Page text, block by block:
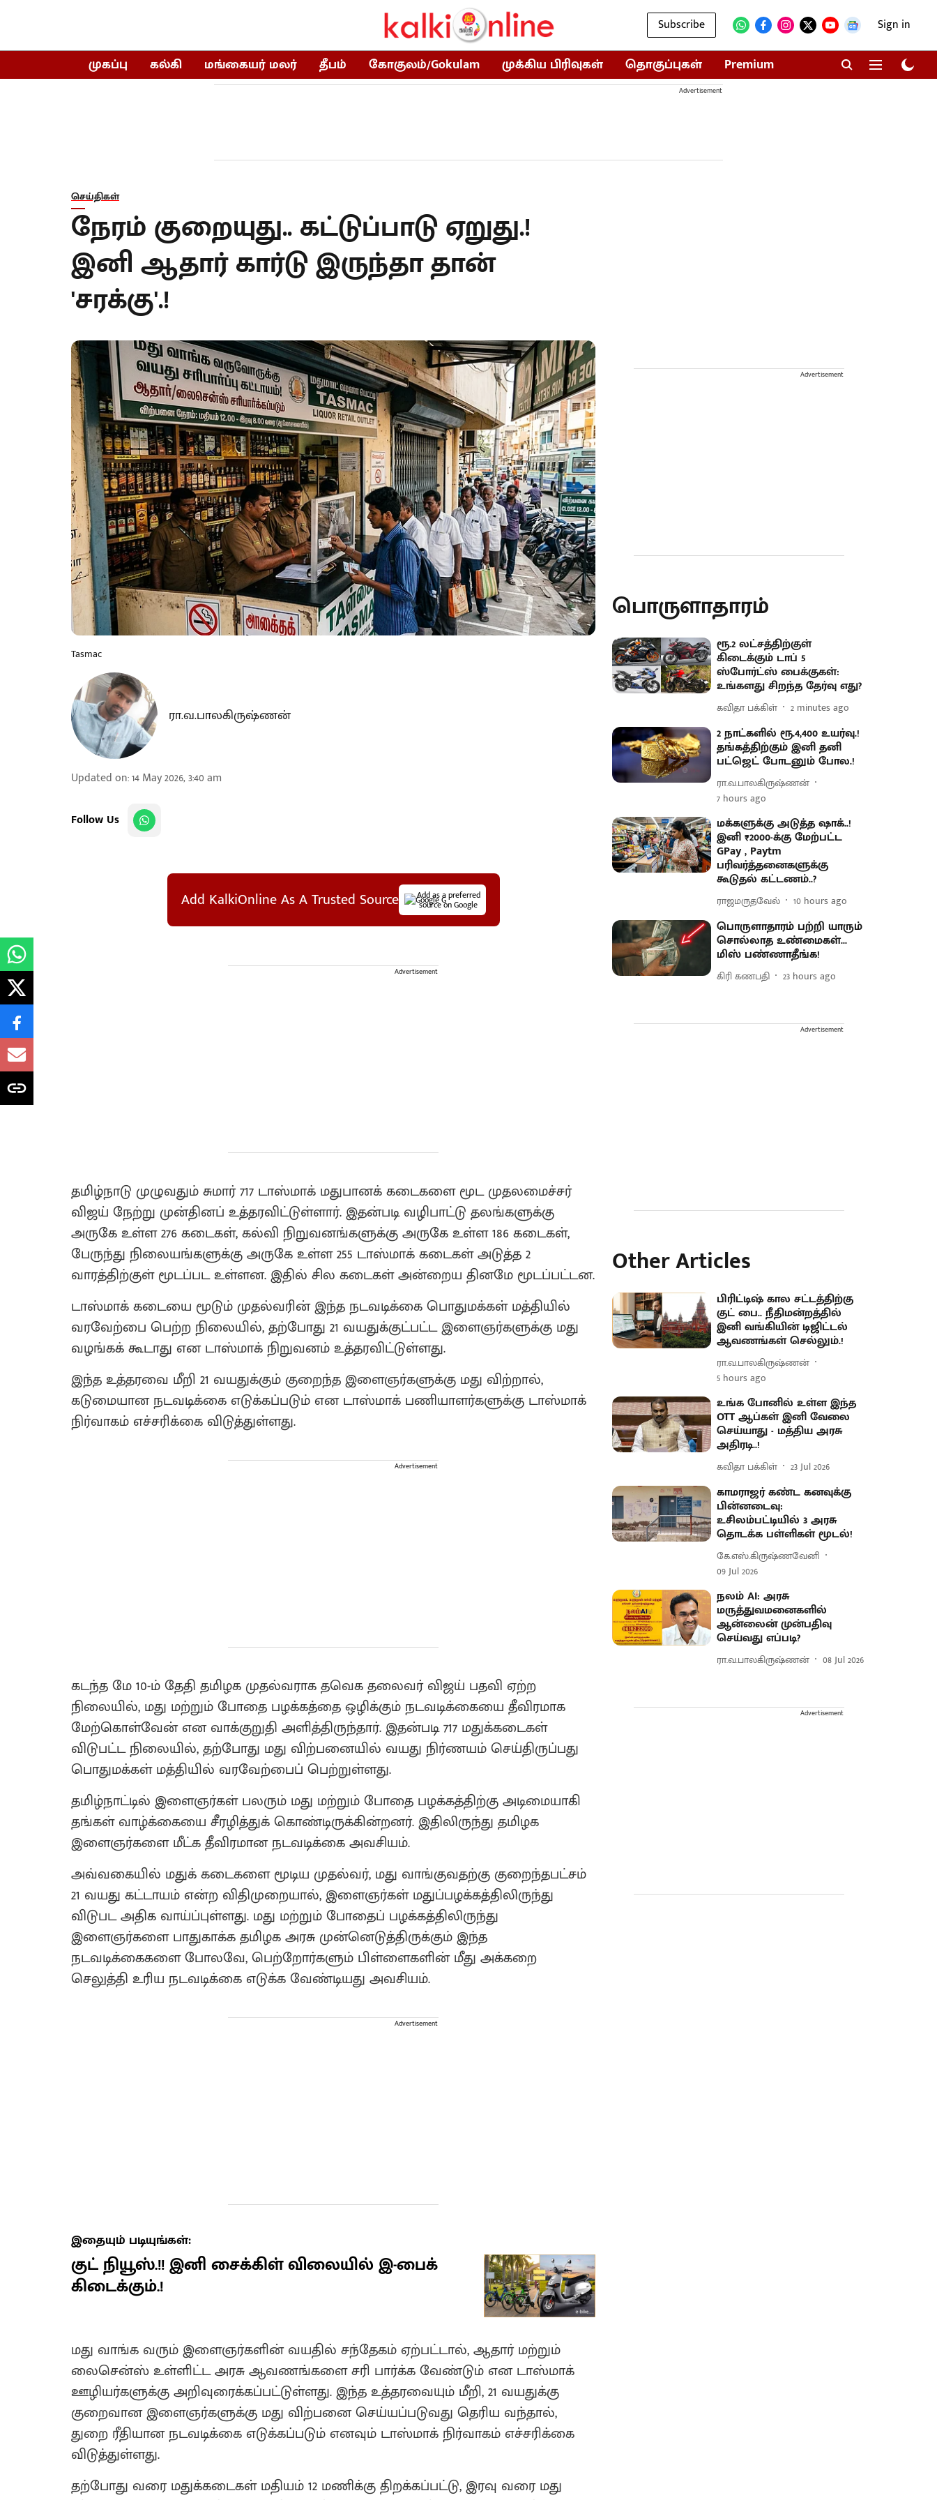
Subscribe Sign in
முகப்பு கல்கி மங்கையர் மலர் தீபம் கோகுலம்/Gokulam முக்கிய பிரிவுகள் தொகுப்புகள் Premium
Advertisement
செய்திகள்
நேரம் குறையுது.. கட்டுப்பாடு ஏறுது.!
இனி ஆதார் கார்டு இருந்தா தான்
'சரக்கு'.!
Tasmac
ரா.வ.பாலகிருஷ்ணன்
Updated on:14 May 2026, 3:40 am
Follow Us
Add KalkiOnline As A Trusted Source Add as a preferred
source on Google
Advertisement
தமிழ்நாடு முழுவதும் சுமார் 717 டாஸ்மாக் மதுபானக் கடைகளை மூட முதலமைச்சர்
விஜய் நேற்று முன்தினப் உத்தரவிட்டுள்ளார். இதன்படி வழிபாட்டு தலங்களுக்கு
அருகே உள்ள 276 கடைகள், கல்வி நிறுவனங்களுக்கு அருகே உள்ள 186 கடைகள்,
பேருந்து நிலையங்களுக்கு அருகே உள்ள 255 டாஸ்மாக் கடைகள் அடுத்த 2
வாரத்திற்குள் மூடப்பட உள்ளன. இதில் சில கடைகள் அன்றைய தினமே மூடப்பட்டன.
டாஸ்மாக் கடையை மூடும் முதல்வரின் இந்த நடவடிக்கை பொதுமக்கள் மத்தியில்
வரவேற்பை பெற்ற நிலையில், தற்போது 21 வயதுக்குட்பட்ட இளைஞர்களுக்கு மது
வழங்கக் கூடாது என டாஸ்மாக் நிறுவனம் உத்தரவிட்டுள்ளது.
இந்த உத்தரவை மீறி 21 வயதுக்கும் குறைந்த இளைஞர்களுக்கு மது விற்றால்,
கடுமையான நடவடிக்கை எடுக்கப்படும் என டாஸ்மாக் பணியாளர்களுக்கு டாஸ்மாக்
நிர்வாகம் எச்சரிக்கை விடுத்துள்ளது.
Advertisement
கடந்த மே 10-ம் தேதி தமிழக முதல்வராக தவெக தலைவர் விஜய் பதவி ஏற்ற
நிலையில், மது மற்றும் போதை பழக்கத்தை ஒழிக்கும் நடவடிக்கையை தீவிரமாக
மேற்கொள்வேன் என வாக்குறுதி அளித்திருந்தார். இதன்படி 717 மதுக்கடைகள்
விடுபட்ட நிலையில், தற்போது மது விற்பனையில் வயது நிர்ணயம் செய்திருப்பது
பொதுமக்கள் மத்தியில் வரவேற்பைப் பெற்றுள்ளது.
தமிழ்நாட்டில் இளைஞர்கள் பலரும் மது மற்றும் போதை பழக்கத்திற்கு அடிமையாகி
தங்கள் வாழ்க்கையை சீரழித்துக் கொண்டிருக்கின்றனர். இதிலிருந்து தமிழக
இளைஞர்களை மீட்க தீவிரமான நடவடிக்கை அவசியம்.
அவ்வகையில் மதுக் கடைகளை மூடிய முதல்வர், மது வாங்குவதற்கு குறைந்தபட்சம்
21 வயது கட்டாயம் என்ற விதிமுறையால், இளைஞர்கள் மதுப்பழக்கத்திலிருந்து
விடுபட அதிக வாய்ப்புள்ளது. மது மற்றும் போதைப் பழக்கத்திலிருந்து
இளைஞர்களை பாதுகாக்க தமிழக அரசு முன்னெடுத்திருக்கும் இந்த
நடவடிக்கைகளை போலவே, பெற்றோர்களும் பிள்ளைகளின் மீது அக்கறை
செலுத்தி உரிய நடவடிக்கை எடுக்க வேண்டியது அவசியம்.
Advertisement
இதையும் படியுங்கள்:
குட் நியூஸ்.!! இனி சைக்கிள் விலையில் இ-பைக்
கிடைக்கும்.!
மது வாங்க வரும் இளைஞர்களின் வயதில் சந்தேகம் ஏற்பட்டால், ஆதார் மற்றும்
லைசென்ஸ் உள்ளிட்ட அரசு ஆவணங்களை சரி பார்க்க வேண்டும் என டாஸ்மாக்
ஊழியர்களுக்கு அறிவுரைக்கப்பட்டுள்ளது. இந்த உத்தரவையும் மீறி, 21 வயதுக்கு
குறைவான இளைஞர்களுக்கு மது விற்பனை செய்யப்படுவது தெரிய வந்தால்,
துறை ரீதியான நடவடிக்கை எடுக்கப்படும் எனவும் டாஸ்மாக் நிர்வாகம் எச்சரிக்கை
விடுத்துள்ளது.
தற்போது வரை மதுக்கடைகள் மதியம் 12 மணிக்கு திறக்கப்பட்டு, இரவு வரை மது
Advertisement
பொருளாதாரம்
ரூ.2 லட்சத்திற்குள்
கிடைக்கும் டாப் 5
ஸ்போர்ட்ஸ் பைக்குகள்:
உங்களது சிறந்த தேர்வு எது?
கவிதா பக்கிள் 2 minutes ago
2 நாட்களில் ரூ.4,400 உயர்வு.!
தங்கத்திற்கும் இனி தனி
பட்ஜெட் போடனும் போல.!
ரா.வ.பாலகிருஷ்ணன்
7 hours ago
மக்களுக்கு அடுத்த ஷாக்..!
இனி ₹2000-க்கு மேற்பட்ட
GPay , Paytm
பரிவர்த்தனைகளுக்கு
கூடுதல் கட்டணம்..?
ராஜமருதவேல் 10 hours ago
பொருளாதாரம் பற்றி யாரும்
சொல்லாத உண்மைகள்...
மிஸ் பண்ணாதீங்க!
கிரி கணபதி 23 hours ago
Advertisement
Other Articles
பிரிட்டிஷ் கால சட்டத்திற்கு
குட் பை.. நீதிமன்றத்தில்
இனி வங்கியின் டிஜிட்டல்
ஆவணங்கள் செல்லும்.!
ரா.வ.பாலகிருஷ்ணன்
5 hours ago
உங்க போனில் உள்ள இந்த
OTT ஆப்கள் இனி வேலை
செய்யாது - மத்திய அரசு
அதிரடி..!
கவிதா பக்கிள் 23 Jul 2026
காமராஜர் கண்ட கனவுக்கு
பின்னடைவு:
உசிலம்பட்டியில் 3 அரசு
தொடக்க பள்ளிகள் மூடல்!
கே.எஸ்.கிருஷ்ணவேனி
09 Jul 2026
நலம் AI: அரசு
மருத்துவமனைகளில்
ஆன்லைன் முன்பதிவு
செய்வது எப்படி?
ரா.வ.பாலகிருஷ்ணன் 08 Jul 2026
Advertisement